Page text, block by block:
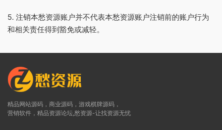
5. 注销本愁资源账户并不代表本愁资源账户注销前的账户行为
和相关责任得到豁免或减轻。
精品网站源码，商业源码，游戏棋牌源码，
营销软件，精品资源论坛,愁资源-让找资源无忧